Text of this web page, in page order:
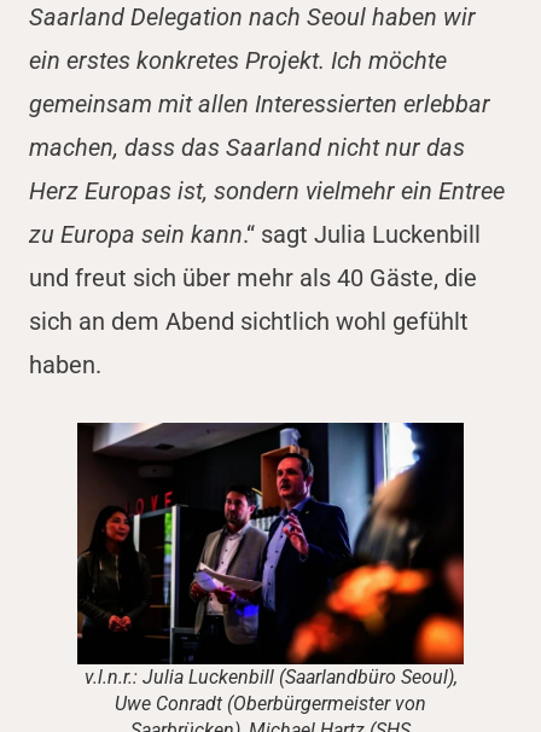
Saarland Delegation nach Seoul haben wir
ein erstes konkretes Projekt. Ich möchte
gemeinsam mit allen Interessierten erlebbar
machen, dass das Saarland nicht nur das
Herz Europas ist, sondern vielmehr ein Entree
zu Europa sein kann.“ sagt Julia Luckenbill
und freut sich über mehr als 40 Gäste, die
sich an dem Abend sichtlich wohl gefühlt
haben.
v.l.n.r.: Julia Luckenbill (Saarlandbüro Seoul),
Uwe Conradt (Oberbürgermeister von